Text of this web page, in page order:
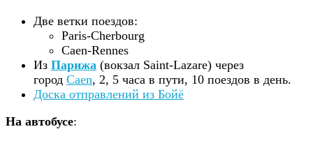
Две ветки поездов:
Paris-Cherbourg
Caen-Rennes
Из Парижа (вокзал Saint-Lazare) через
город Caen, 2, 5 часа в пути, 10 поездов в день.
Доска отправлений из Бойё
На автобусе: